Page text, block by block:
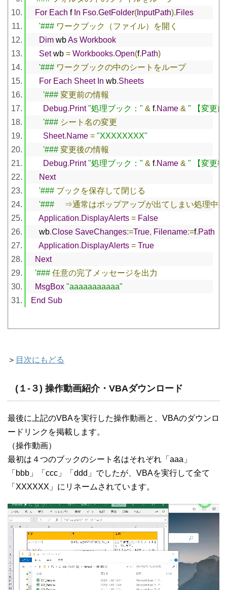
For Each f In Fso.GetFolder( InputPath).Files
'### ワークブック（ファイル）を開く
Dim wb As Workbook
Set wb = Workbooks.Open(f.Path)
'### ワークブックの中のシートをループ
For Each Sheet In wb.Sheets
'### 変更前の情報
Debug.Print "処理ブック：" & f.Name & " 【変更
'### シート名の変更
Sheet.Name = "XXXXXXXX"
'### 変更後の情報
Debug.Print "処理ブック：" & f.Name & " 【変更
Next
'### ブックを保存して閉じる
'###
⇒通常はポップアップが出てしまい処理中
Application.DisplayAlerts = False
    wb
.Close SaveChanges:=True, Filename:=f.Path
Application.DisplayAlerts = True
Next
'### 任意の完了メッセージを出力
MsgBox "aaaaaaaaaaa"
End Sub
＞ 目次にもどる
(１-３) 操作動画紹介・VBAダウンロード
最後に上記のVBAを実行した操作動画と、VBAのダウンロ
ードリンクを掲載します。
（操作動画）
最初は４つのブックのシート名はそれぞれ「aaa」
「bbb」「ccc」「ddd」でしたが、VBAを実行して全て
「XXXXXX」にリネームされています。
動
画
プ
レ
ヤ
ー